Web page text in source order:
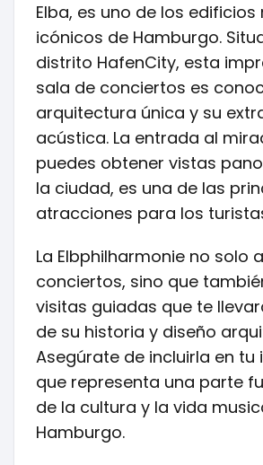
Elba, es uno de los edificios
icónicos de Hamburgo.
distrito HafenCity, esta
sala de conciertos es
arquitectura única y su
acústica. La entrada al
puedes obtener vistas
la ciudad, es una de las
atracciones para los
La Elbphilharmonie no solo
conciertos, sino que
visitas guiadas que te
de su historia y diseño
Asegúrate de incluirla en tu
que representa una parte
de la cultura y la vida
Hamburgo.